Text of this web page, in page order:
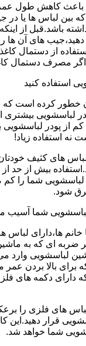
باعث کاهش طول
بین لباس ها یا در
باشد.قبل از
های آن ها
از دستمال
اگر مصرف دستمال
استفاده کنید
خطور کرده است که
لباسشویی بیشتری
کم از پودر
نه استفاده زیاد!
های کثیف
بیش از حد
شما را کم
شود.
شما آسیب
خانم ها،دارای لباس
ضربه ای که به
لباسشویی وارد
بالا بردن عمر
دارای دکمه های
لباس های فلزی را
قرار دهید.این
شما خواهد شد.